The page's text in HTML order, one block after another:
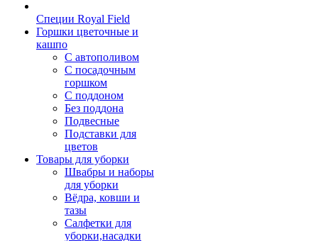
Специи Royal Field
Горшки цветочные и
кашпо
С автополивом
С посадочным
горшком
С поддоном
Без поддона
Подвесные
Подставки для
цветов
Товары для уборки
Швабры и наборы
для уборки
Вёдра, ковши и
тазы
Салфетки для
уборки,насадки